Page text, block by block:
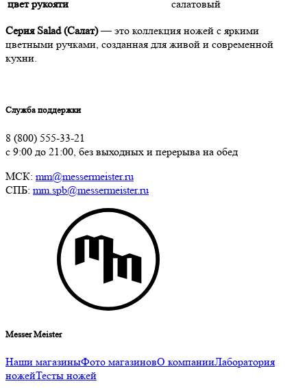
цвет рукояти
салатовый
Серия Salad (Салат)— это коллекция ножей с яркими
цветными ручками, созданная для живой и современной
кухни.
Служба поддержки
8 (800) 555-33-21
с 9:00 до 21:00, без выходных и перерыва на обед
МСК: mm@messermeister.ru
СПБ: mm.spb@messermeister.ru
Messer Meister
Наши магазиныФото магазиновО компанииЛаборатория
ножейТесты ножей